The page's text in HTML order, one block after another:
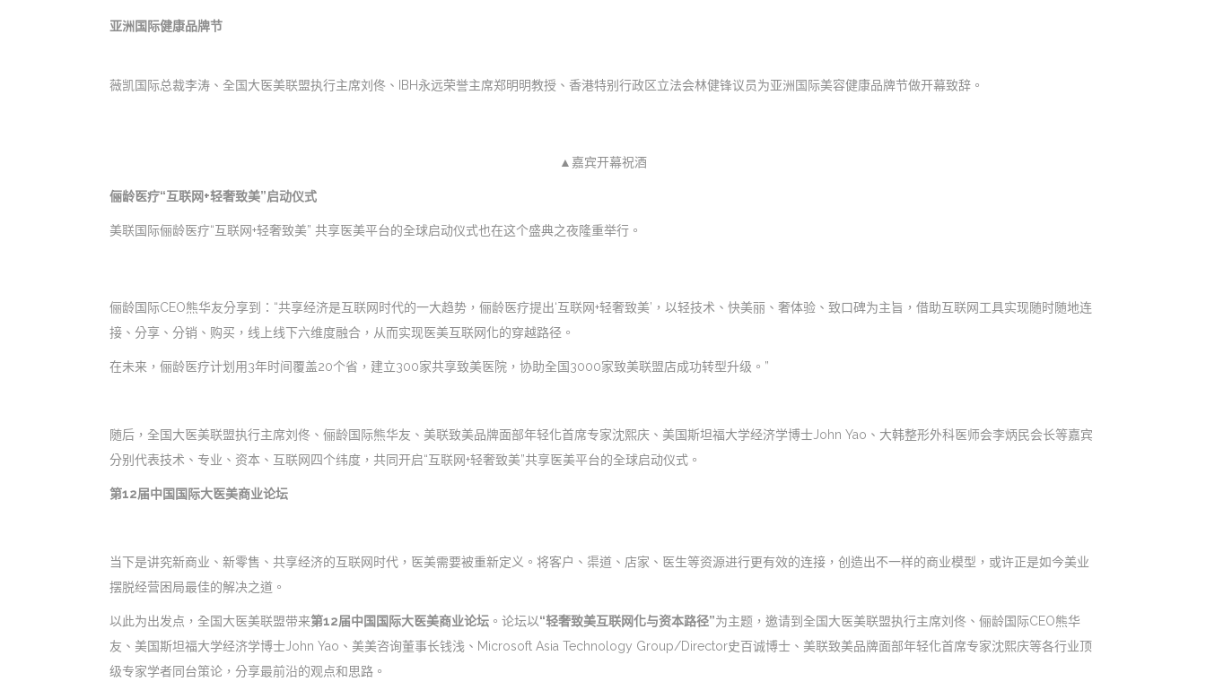
亚洲国际健康品牌节
薇凯国际总裁李涛、全国大医美联盟执行主席刘佟、IBH永远荣誉主席郑明明教授、香港特别行政区立法会林健锋议员为亚洲国际美容健康品牌节做开幕致辞。
▲嘉宾开幕祝酒
俪龄医疗“互联网+轻奢致美”启动仪式
美联国际俪龄医疗“互联网+轻奢致美” 共享医美平台的全球启动仪式也在这个盛典之夜隆重举行。
俪龄国际CEO熊华友分享到：“共享经济是互联网时代的一大趋势，俪龄医疗提出‘互联网+轻奢致美’，以轻技术、快美丽、奢体验、致口碑为主旨，借助互联网工具实现随时随地连
接、分享、分销、购买，线上线下六维度融合，从而实现医美互联网化的穿越路径。
在未来，俪龄医疗计划用3年时间覆盖20个省，建立300家共享致美医院，协助全国3000家致美联盟店成功转型升级。”
随后，全国大医美联盟执行主席刘佟、俪龄国际熊华友、美联致美品牌面部年轻化首席专家沈熙庆、美国斯坦福大学经济学博士John Yao、大韩整形外科医师会李炳民会长等嘉宾
分别代表技术、专业、资本、互联网四个纬度，共同开启“互联网+轻奢致美”共享医美平台的全球启动仪式。
第12届中国国际大医美商业论坛
当下是讲究新商业、新零售、共享经济的互联网时代，医美需要被重新定义。将客户、渠道、店家、医生等资源进行更有效的连接，创造出不一样的商业模型，或许正是如今美业
摆脱经营困局最佳的解决之道。
以此为出发点，全国大医美联盟带来第12届中国国际大医美商业论坛 。论坛以“轻奢致美互联网化与资本路径”为主题，邀请到全国大医美联盟执行主席刘佟、俪龄国际CEO熊华
友、美国斯坦福大学经济学博士John Yao、美美咨询董事长钱浅、Microsoft Asia Technology Group/Director史百诚博士、美联致美品牌面部年轻化首席专家沈熙庆等各行业顶
级专家学者同台策论，分享最前沿的观点和思路。